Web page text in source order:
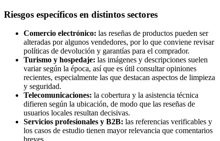
Riesgos específicos en distintos sectores
Comercio electrónico: las reseñas de productos pueden ser
alteradas por algunos vendedores, por lo que conviene revisar
políticas de devolución y garantías para el comprador.
Turismo y hospedaje: las imágenes y descripciones suelen
variar según la época, así que es útil consultar opiniones
recientes, especialmente las que destacan aspectos de limpieza
y seguridad.
Telecomunicaciones: la cobertura y la asistencia técnica
difieren según la ubicación, de modo que las reseñas de
usuarios locales resultan decisivas.
Servicios profesionales y B2B: las referencias verificables y
los casos de estudio tienen mayor relevancia que comentarios